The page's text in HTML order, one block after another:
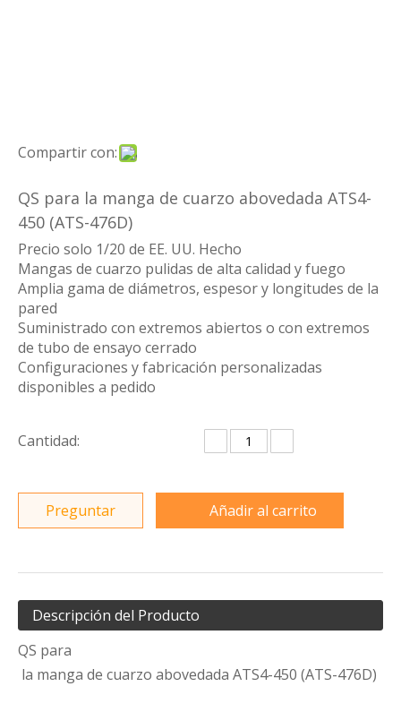
Compartir con:
QS para la manga de cuarzo abovedada ATS4-
450 (ATS-476D)
Precio solo 1/20 de EE. UU. Hecho
Mangas de cuarzo pulidas de alta calidad y fuego
Amplia gama de diámetros, espesor y longitudes de la
pared
Suministrado con extremos abiertos o con extremos
de tubo de ensayo cerrado
Configuraciones y fabricación personalizadas
disponibles a pedido
Cantidad:
Preguntar Añadir al carrito
Descripción del Producto
QS para
la manga de cuarzo abovedada ATS4-450 (ATS-476D)